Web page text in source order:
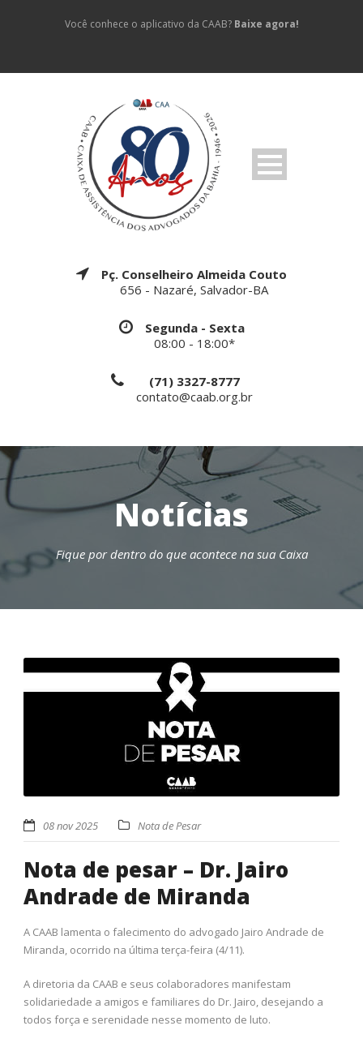
Você conhece o aplicativo da CAAB? Baixe agora!
Pç. Conselheiro Almeida Couto
656 - Nazaré, Salvador-BA
Segunda - Sexta
08:00 - 18:00*
(71) 3327-8777
contato@caab.org.br
Notícias
Fique por dentro do que acontece na sua Caixa
08 nov 2025 Nota de Pesar
Nota de pesar – Dr. Jairo
Andrade de Miranda
A CAAB lamenta o falecimento do advogado Jairo Andrade de
Miranda, ocorrido na última terça-feira (4/11).
A diretoria da CAAB e seus colaboradores manifestam
solidariedade a amigos e familiares do Dr. Jairo, desejando a
todos força e serenidade nesse momento de luto.